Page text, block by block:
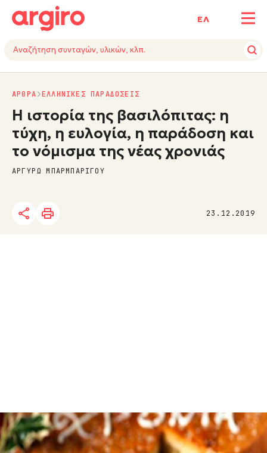
ΕΛ
23.12.2019
ΑΡΘΡΑ ΕΛΛΗΝΙΚΕΣ ΠΑΡΑΔΟΣΕΙΣ
Η ιστορία της βασιλόπιτας: η
τύχη, η ευλογία, η παράδοση και
το νόμισμα της νέας χρονιάς
ΑΡΓΥΡΩ ΜΠΑΡΜΠΑΡΙΓΟΥ
Η ΙΣΤΟΡΙΑ ΤΗΣ ΒΑΣΙΛΟΠΙΤΑΣ: Η ΤΥΧΗ, Η ΕΥΛΟΓΙΑ, Η ΠΑΡΑΔΟΣΗ ΚΑΙ ΤΟ
ΝΟΜΙΣΜΑ ΤΗΣ ΝΕΑΣ ΧΡΟΝΙΑΣ ΑΠΟ ΤΗΝ ΑΡΓΥΡΩ ΜΠΑΡΜΠΑΡΙΓΟΥ